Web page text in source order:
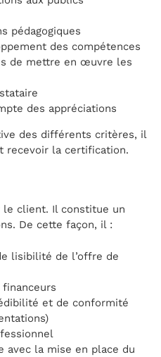
pédagogiques
des compétences
de mettre en œuvre les
des appréciations
des différents critères, il
recevoir la certification.
le client. Il constitue un
De cette façon, il :
lisibilité de l’offre de
et de conformité
avec la mise en place du